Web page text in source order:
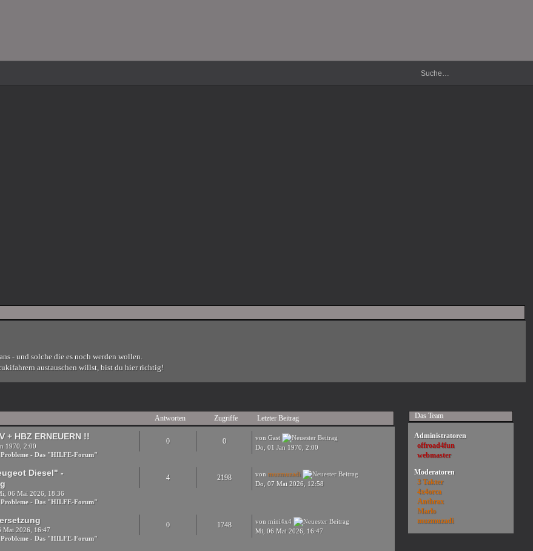
- und solche die es noch werden wollen.
austauschen willst, bist du hier richtig!
Antworten Zugriffe Letzter Beitrag
+ HBZ ERNEUERN !!
1970, 2:00
Probleme - Das "HILFE-Forum"
0 0
von Gast
Do, 01 Jan 1970, 2:00
Diesel" -
06 Mai 2026, 18:36
Probleme - Das "HILFE-Forum"
4 2198 vonmuzmuzadi
Do, 07 Mai 2026, 12:58
Mai 2026, 16:47
Probleme - Das "HILFE-Forum"
0 1748 vonmini4x4
Mi, 06 Mai 2026, 16:47
Das Team
Administratoren
offroad4fun
webmaster
Moderatoren
3 Takter
4x4orca
Anthrax
Marlo
muzmuzadi